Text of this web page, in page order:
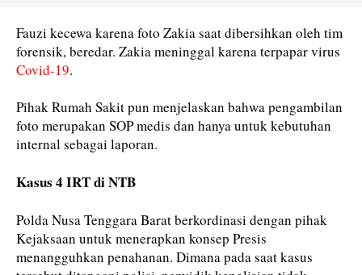
Fauzi kecewa karena foto Zakia saat dibersihkan oleh tim
forensik, beredar. Zakia meninggal karena terpapar virus
Covid-19.
Pihak Rumah Sakit pun menjelaskan bahwa pengambilan
foto merupakan SOP medis dan hanya untuk kebutuhan
internal sebagai laporan.
Kasus 4 IRT di NTB
Polda Nusa Tenggara Barat berkordinasi dengan pihak
Kejaksaan untuk menerapkan konsep Presis
menangguhkan penahanan. Dimana pada saat kasus